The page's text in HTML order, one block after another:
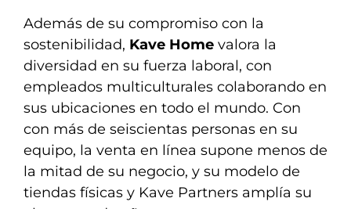
Además de su compromiso con la
sostenibilidad, Kave Home valora la
diversidad en su fuerza laboral, con
empleados multiculturales colaborando en
sus ubicaciones en todo el mundo. Con
con más de seiscientas personas en su
equipo, la venta en línea supone menos de
la mitad de su negocio, y su modelo de
tiendas físicas y Kave Partners amplía su